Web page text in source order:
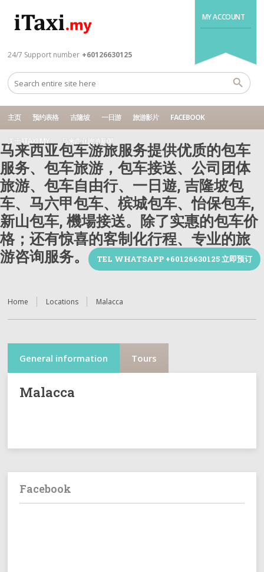
MY ACCOUNT
24/7 Support number +60126630125
主页 预约表格 吉隆坡 一日游 旅游影片 FACEBOOK
关于 ITAXI.MY 马来西亚旅游新闻
马来西亚包车游旅服务提供优质的包车
服务、包车旅游，包车接送、公司团体
旅游、包车自由行、一日遊, 吉隆坡包
车、马六甲包车、槟城包车、怡保包车,
新山包车, 機場接送。除了实惠的包车价
格；还有惊喜的客制化行程、专业的旅
游咨询服务。
TEL WHATSAPP +60126630125 立即预订
Home Locations Malacca
General information Tours
Malacca
Facebook